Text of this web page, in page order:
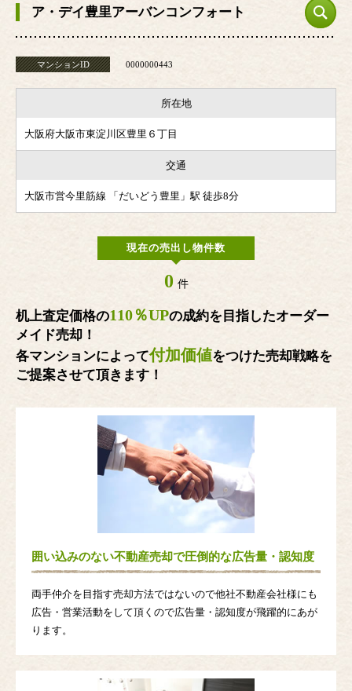
ア・デイ豊里アーバンコンフォート
マンションID 0000000443
所在地
大阪府大阪市東淀川区豊里６丁目
交通
大阪市営今里筋線 「だいどう豊里」駅 徒歩8分
現在の売出し物件数
0 件
机上査定価格の110％UPの成約を目指したオーダー
メイド売却！
各マンションによって付加価値をつけた売却戦略を
ご提案させて頂きます！
囲い込みのない不動産売却で圧倒的な広告量・認知度
両手仲介を目指す売却方法ではないので他社不動産会社様にも
広告・営業活動をして頂くので広告量・認知度が飛躍的にあが
ります。